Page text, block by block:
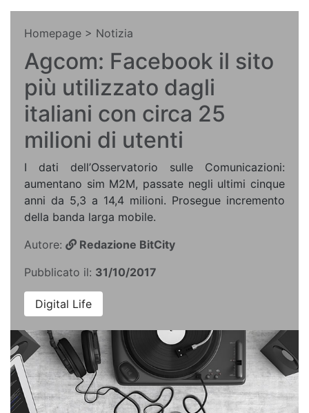
Homepage > Notizia
Agcom: Facebook il sito
più utilizzato dagli
italiani con circa 25
milioni di utenti
I dati dell’Osservatorio sulle Comunicazioni:
aumentano sim M2M, passate negli ultimi cinque
anni da 5,3 a 14,4 milioni. Prosegue incremento
della banda larga mobile.
Autore:
Redazione BitCity
Pubblicato il: 31/10/2017
Digital Life